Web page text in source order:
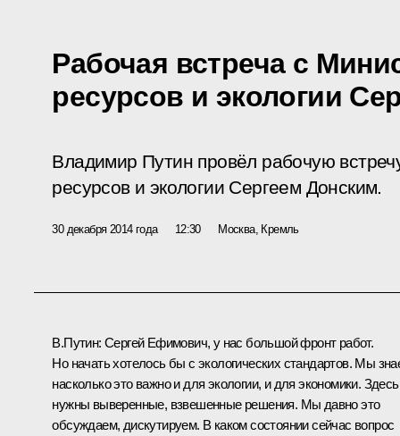
Рабочая встреча с
ресурсов и экологии
Владимир Путин провёл рабочую
ресурсов и экологии Сергеем Донским.
30 декабря 2014 года 12:30 Москва, Кремль
В.Путин: Сергей Ефимович, у нас большой фронт работ.
Но начать хотелось бы с экологических стандартов. Мы
насколько это важно и для экологии, и для экономики. Здесь
нужны выверенные, взвешенные решения. Мы давно это
обсуждаем, дискутируем. В каком состоянии сейчас вопрос